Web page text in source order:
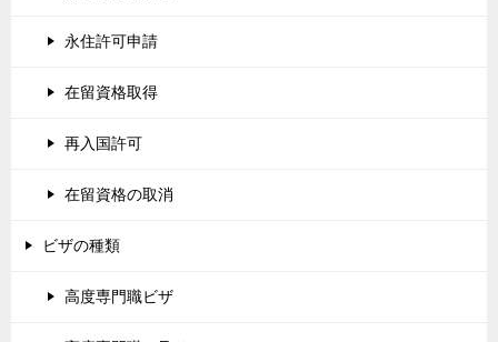
永住許可申請
在留資格取得
再入国許可
在留資格の取消
ビザの種類
高度専門職ビザ